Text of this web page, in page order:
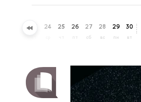
23 24 25 26
пт
27
сб
28
вс
29
пн
30
вт